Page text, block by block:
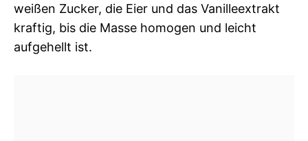
weißen Zucker, die Eier und das Vanilleextrakt
kraftig, bis die Masse homogen und leicht
aufgehellt ist.